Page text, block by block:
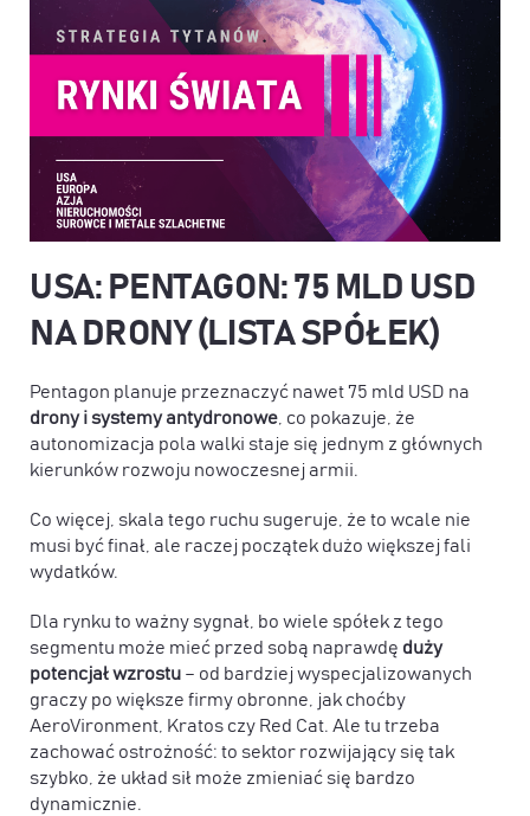
USA: PENTAGON: 75 MLD USD
NA DRONY (LISTA SPÓŁEK)
Pentagon planuje przeznaczyć nawet 75 mld USD na
drony i systemy antydronowe, co pokazuje, że
autonomizacja pola walki staje się jednym z głównych
kierunków rozwoju nowoczesnej armii.
Co więcej, skala tego ruchu sugeruje, że to wcale nie
musi być finał, ale raczej początek dużo większej fali
wydatków.
Dla rynku to ważny sygnał, bo wiele spółek z tego
segmentu może mieć przed sobą naprawdę duży
potencjał wzrostu– od bardziej wyspecjalizowanych
graczy po większe firmy obronne, jak choćby
AeroVironment, Kratos czy Red Cat. Ale tu trzeba
zachować ostrożność: to sektor rozwijający się tak
szybko, że układ sił może zmieniać się bardzo
dynamicznie.